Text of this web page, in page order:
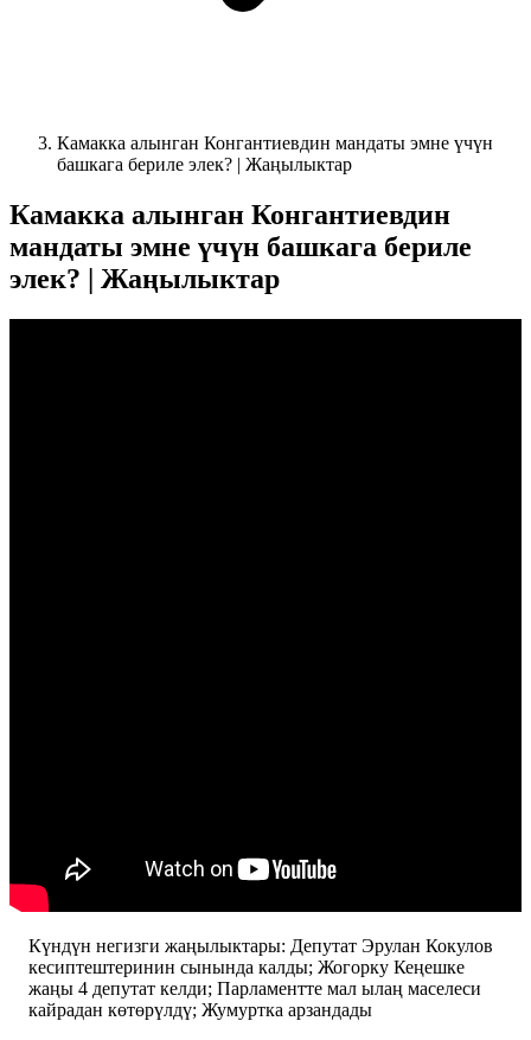
Камакка алынган Конгантиевдин мандаты эмне үчүн
башкага бериле элек? | Жаңылыктар
Камакка алынган Конгантиевдин
мандаты эмне үчүн башкага бериле
элек? | Жаңылыктар
Күндүн негизги жаңылыктары: Депутат Эрулан Кокулов
кесиптештеринин сынында калды; Жогорку Кеңешке
жаңы 4 депутат келди; Парламентте мал ылаң маселеси
кайрадан көтөрүлдү; Жумуртка арзандады